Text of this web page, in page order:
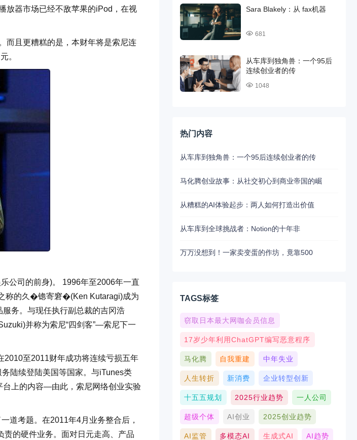
放器市场已经不敌苹果的iPod，在视
且更糟糕的是，本财年将是索尼连
。
公司的前身)。 1996年至2006年一直
称的久�锪寄窘�(Ken Kutaragi)成为
务。与现任执行副总裁的吉冈浩
并称为索尼“四剑客”—索尼下一
至2011财年成功将连续亏损五年
陆续登陆美国等国家。与iTunes类
台上的内容—由此，索尼网络创业实验
道考题。在2011年4月业务整合后，
责的硬件业务。面对日元走高、产品
Sara Blakely：从 fax机器
681
从车库到独角兽：一个95后
连续创业者的传
1048
热门内容
从车库到独角兽：一个95后连续创业者的传
马化腾创业故事：从社交初心到商业帝国的崛
从糟糕的AI体验起步：两人如何打造出价值
从车库到全球挑战者：Notion的十年非
万万没想到！一家卖变蛋的作坊，竟靠500
TAGS标签
窃取日本最大网咖会员信息
17岁少年利用ChatGPT编写恶意程序
马化腾 自我重建 中年失业
人生转折 新消费 企业转型创新
十五五规划 2025行业趋势 一人公司
超级个体 AI创业 2025创业趋势
AI监管 多模态AI 生成式AI AI趋势